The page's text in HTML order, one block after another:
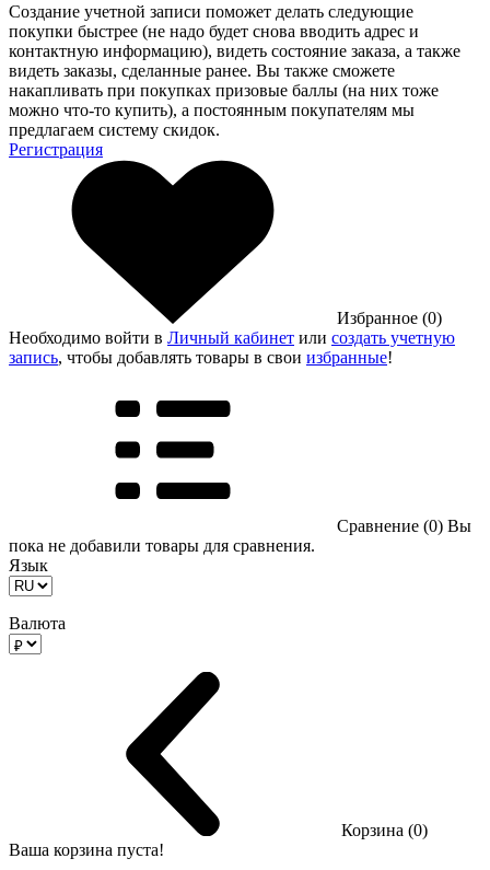
Создание учетной записи поможет делать следующие
покупки быстрее (не надо будет снова вводить адрес и
контактную информацию), видеть состояние заказа, а также
видеть заказы, сделанные ранее. Вы также сможете
накапливать при покупках призовые баллы (на них тоже
можно что-то купить), а постоянным покупателям мы
предлагаем систему скидок.
Регистрация
Избранное (0)
Необходимо войти в Личный кабинет или создать учетную
запись, чтобы добавлять товары в свои избранные!
Сравнение (0) Вы
пока не добавили товары для сравнения.
Язык
Валюта
Корзина (0)
Ваша корзина пуста!